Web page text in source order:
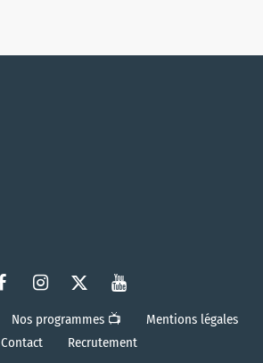
Nos programmes 📺
Mentions légales
Contact
Recrutement